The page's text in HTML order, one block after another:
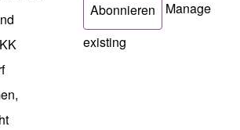
Manage
existing